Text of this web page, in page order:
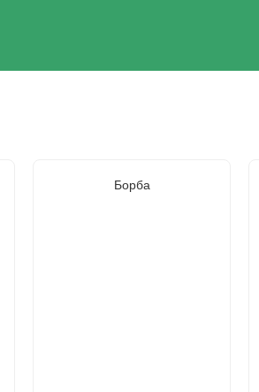
Борба